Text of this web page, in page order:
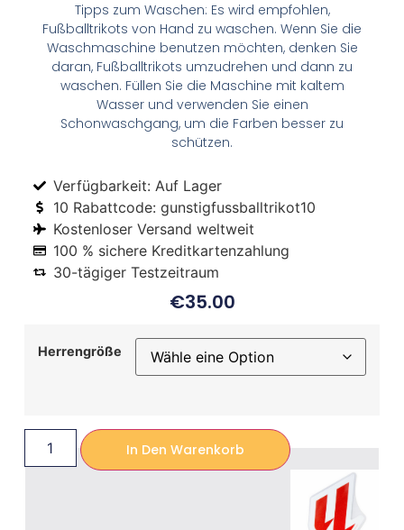
Tipps zum Waschen: Es wird empfohlen,
Fußballtrikots von Hand zu waschen. Wenn Sie die
Waschmaschine benutzen möchten, denken Sie
daran, Fußballtrikots umzudrehen und dann zu
waschen. Füllen Sie die Maschine mit kaltem
Wasser und verwenden Sie einen
Schonwaschgang, um die Farben besser zu
schützen.
Verfügbarkeit: Auf Lager
10 Rabattcode: gunstigfussballtrikot10
Kostenloser Versand weltweit
100 % sichere Kreditkartenzahlung
30-tägiger Testzeitraum
€35.00
Herrengröße
In Den Warenkorb